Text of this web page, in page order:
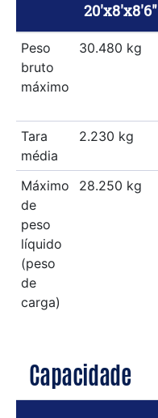
20'x8'x8'6"
Peso
bruto
máximo
30.480 kg
Tara
média
2.230 kg
Máximo
de
peso
líquido
(peso
de
carga)
28.250 kg
Capacidade